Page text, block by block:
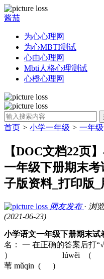
酱茄
为心心理网
为心MBTI测试
心由心理网
Mbti人格心理测试
心橙心理网
首页 > 小学一年级 > 一年
【DOC文档22页
一年级下册期末
子版资料_打印版
网友发布 · 浏
(2021-06-23)
小学语文一年级下册期末试
名： 一 在正确的答案后打
） lúwěi
苇 mǔqin ( )